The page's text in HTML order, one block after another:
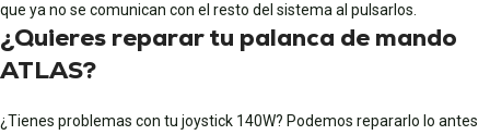
que ya no se comunican con el resto del sistema al pulsarlos.
¿Quieres reparar tu palanca de mando
ATLAS?
¿Tienes problemas con tu joystick 140W? Podemos repararlo lo antes